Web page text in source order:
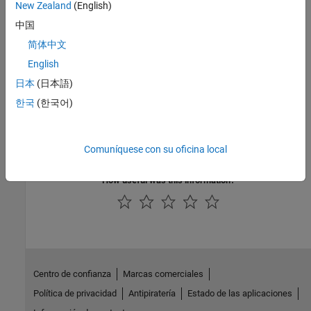
Languages
See Also
Introduced before R2006a
How useful was this information?
New Zealand (English)
中国
简体中文
English
日本 (日本語)
한국 (한국어)
Comuníquese con su oficina local
Centro de confianza
Marcas comerciales
Política de privacidad
Antipiratería
Estado de las aplicaciones